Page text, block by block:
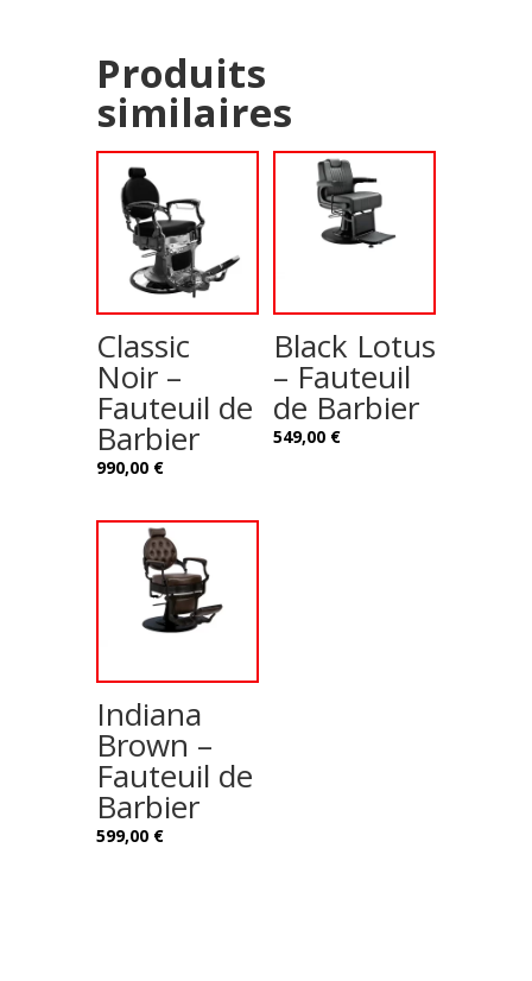
Produits
similaires
Classic
Noir –
Fauteuil de
Barbier
990,00 €
Black Lotus
– Fauteuil
de Barbier
549,00 €
Indiana
Brown –
Fauteuil de
Barbier
599,00 €